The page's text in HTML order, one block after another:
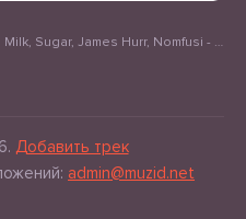
Milk, Sugar, James Hurr, Nomfusi - African Heat
Добавить трек
admin@muzid.net